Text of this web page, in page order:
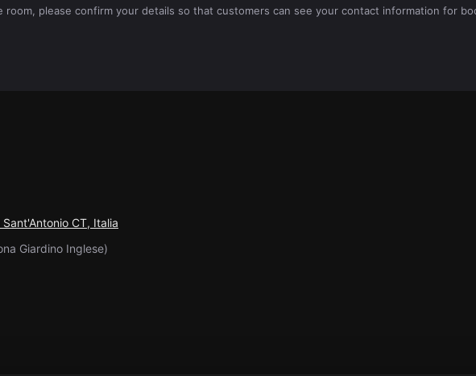
please confirm your details so that customers can see your contact information for
CT, Italia
Giardino Inglese)